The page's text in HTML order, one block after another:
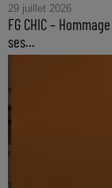
29 juillet 2026
FG CHIC –
ses...